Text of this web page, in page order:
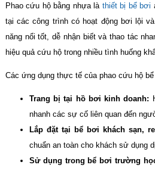
Phao cứu hộ bằng nhựa là thiết bị bể bơi
tại các công trình có hoạt động bơi lội
năng nổi tốt, dễ nhận biết và thao tác
hiệu quả cứu hộ trong nhiều tình huống
Các ứng dụng thực tế của phao cứu hộ
Trang bị tại hồ bơi kinh doanh:
nhanh các sự cố liên quan đến
Lắp đặt tại bể bơi khách sạn,
chuẩn an toàn cho khách sử dụng
Sử dụng trong bể bơi trường